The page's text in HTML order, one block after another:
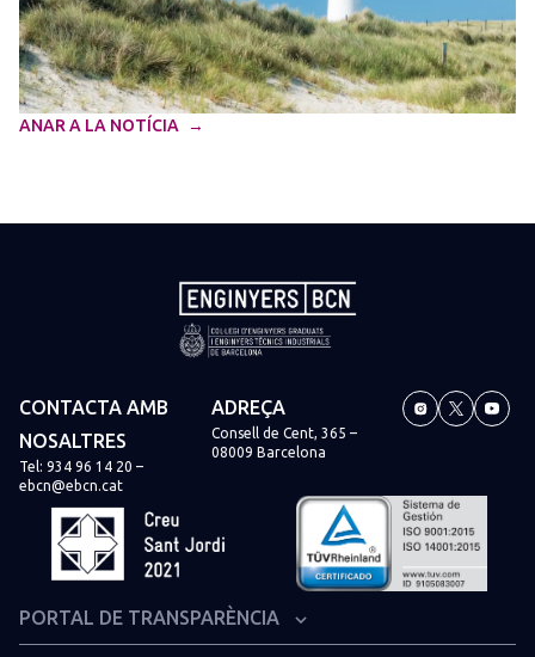
ANAR A LA NOTÍCIA
CONTACTA AMB
NOSALTRES
Tel: 934 96 14 20 –
ebcn@ebcn.cat
ADREÇA
Consell de Cent, 365 –
08009 Barcelona
PORTAL DE TRANSPARÈNCIA